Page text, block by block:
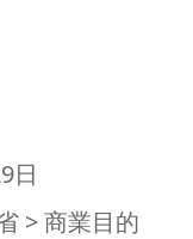
日
> 商業目的